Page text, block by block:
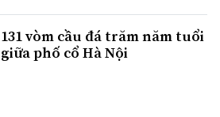
131 vòm cầu đá trăm năm tuổi
giữa phố cổ Hà Nội